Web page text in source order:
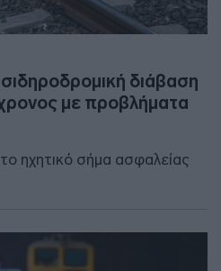
διάβαση
με προβλήματα
ηχητικό σήμα ασφαλείας